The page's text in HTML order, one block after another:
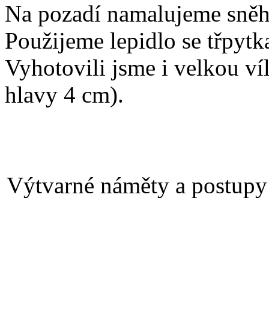
Na pozadí namalujeme
Použijeme lepidlo se
Vyhotovili jsme i velkou
hlavy 4 cm).
Výtvarné náměty a